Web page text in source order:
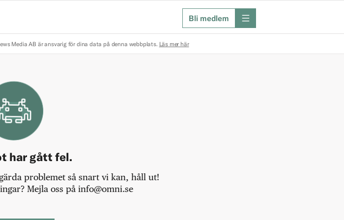
Bli medlem meny
Media AB är ansvarig för dina data på denna webbplats. Läs mer här
har gått fel.
problemet så snart vi kan, håll ut!
Mejla oss på info@omni.se